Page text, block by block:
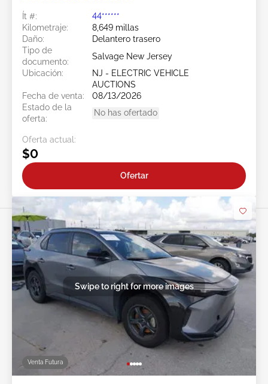
Ít #:
44******
Kilometraje:
8,649 millas
Daño:
Delantero trasero
Tipo de
documento:
Salvage New Jersey
Ubicación:
NJ - ELECTRIC VEHICLE
AUCTIONS
Fecha de venta:
08/13/2026
Estado de la
oferta:
No has ofertado
Oferta actual:
$0
Ofertar
Venta Futura
Swipe to right for more images